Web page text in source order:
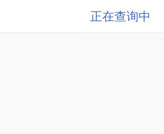
正在查询中